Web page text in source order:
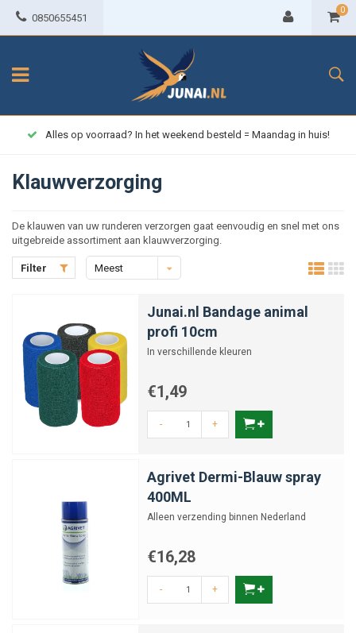
0850655451
0
Alles op voorraad? In het weekend besteld = Maandag in huis!
Klauwverzorging
De klauwen van uw runderen verzorgen gaat eenvoudig en snel met ons
uitgebreide assortiment aan klauwverzorging.
Filter
Meest
Junai.nl Bandage animal
profi 10cm
In verschillende kleuren
€1,49
- +
Agrivet Dermi-Blauw spray
400ML
Alleen verzending binnen Nederland
€16,28
- +